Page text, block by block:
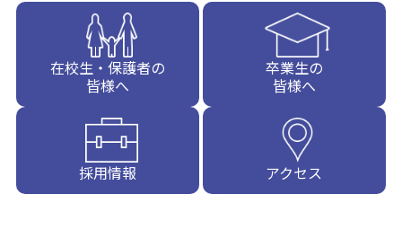
在校生・保護者の
皆様へ
卒業生の
皆様へ
採用情報 アクセス